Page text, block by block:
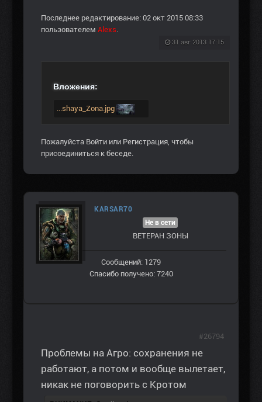
Последнее редактирование: 02 окт 2015 08:33
пользователем Alexs.
31 авг 2013 17:15
Вложения:
...shaya_Zona.jpg
Пожалуйста Войти или Регистрация, чтобы
присоединиться к беседе.
KARSAR70
Не в сети
ВЕТЕРАН ЗOНЫ
Сообщений: 1279
Спасибо получено: 7240
Проблемы на Агро: сохранения не
работают, а потом и вообще вылетает,
никак не поговорить с Кротом
#26794